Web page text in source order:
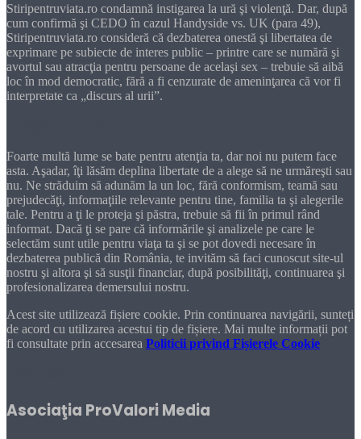
Stiripentruviata.ro condamnă instigarea la ură şi violenţă. Dar, după
cum confirmă şi CEDO în cazul Handyside vs. UK (para 49),
Stiripentruviata.ro consideră că dezbaterea onestă şi libertatea de
exprimare pe subiecte de interes public – printre care se numără şi
avortul sau atracţia pentru persoane de acelaşi sex – trebuie să aibă
loc în mod democratic, fără a fi cenzurate de ameninţarea că vor fi
interpretate ca „discurs al urii”.
Foarte multă lume se bate pentru atenţia ta, dar noi nu putem face
asta. Aşadar, îţi lăsăm deplina libertate de a alege să ne urmăreşti sau
nu. Ne străduim să adunăm la un loc, fără conformism, teamă sau
prejudecăţi, informaţiile relevante pentru tine, familia ta şi alegerile
tale. Pentru a ţi le proteja şi păstra, trebuie să fii în primul rând
informat. Dacă ţi se pare că informările şi analizele pe care le
selectăm sunt utile pentru viaţa ta şi se pot dovedi necesare în
dezbaterea publică din România, te invităm să faci cunoscut site-ul
nostru şi altora şi să susţii financiar, după posibilităţi, continuarea şi
profesionalizarea demersului nostru.
Acest site utilizează fișiere cookie. Prin continuarea navigării, sunteți
de acord cu utilizarea acestui tip de fișiere. Mai multe informații pot
fi consultate prin accesarea Politicii privind Fișierele Cookie
Asociaţia ProValori Media